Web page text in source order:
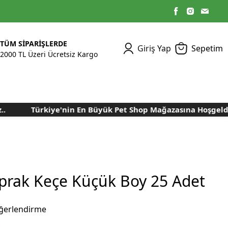
TÜM SİPARİŞLERDE
2000 TL Üzeri Ücretsiz Kargo
Giriş Yap Sepetim
Kümes Ekipmanları
Makineleri
Nem Alma Makineleri
Nem ve Isı Ölçer
Kuluçka Malzemeleri
Kedi Yaş Mamaları
Bakım Sağlık
Tasmalar
Bakım Sağlık
Tavşan Yemleri
Türkiye'nin En Büyük Pet Shop Mağazasına
Keçe Küçük Boy 25 Adet